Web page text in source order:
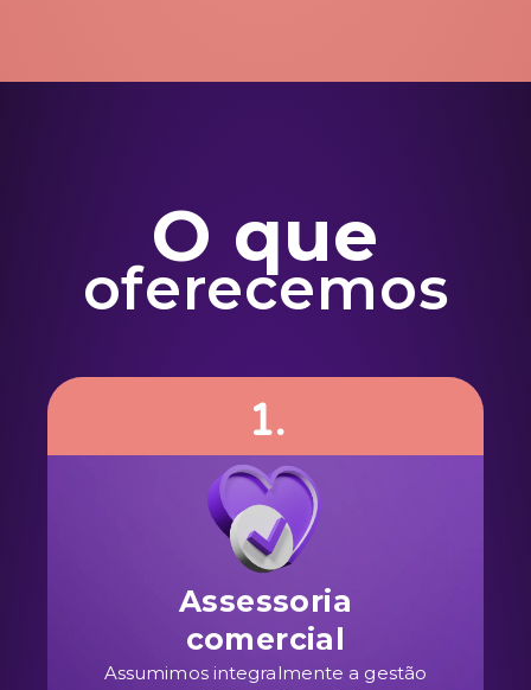
O que
oferecemos
1.
Assessoria
comercial
Assumimos integralmente a gestão